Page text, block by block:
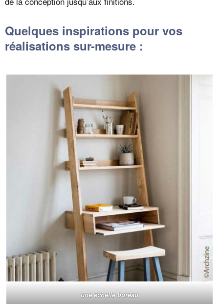
Quelques inspirations pour vos
réalisations sur-mesure :
une échelle bureau